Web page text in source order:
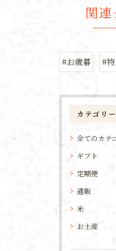
関
#お歳暮 #
カテゴリー
全てのカテ
ギフト
定期便
通販
米
お土産